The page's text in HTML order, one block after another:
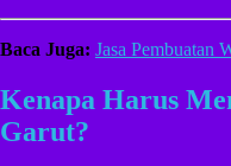
Baca Juga: Jasa Pembuatan
Kenapa Harus
Garut?